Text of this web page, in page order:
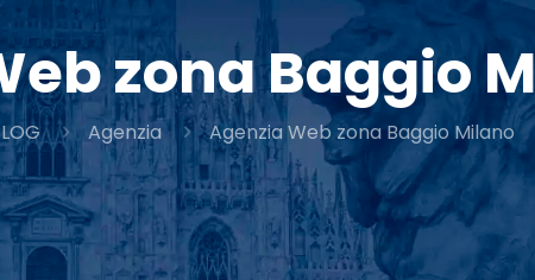
zona Baggio
Agenzia Agenzia Web zona Baggio Milano